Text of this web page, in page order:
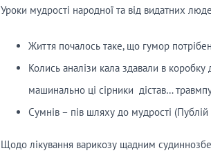
Уроки мудрості народної та від видатних
Життя почалось таке, що гумор
Колись аналізи кала здавали в
машинально ці сірники дістав…
Сумнів – пів шляху до мудрості (Публій
Щодо лікування варикозу щадним